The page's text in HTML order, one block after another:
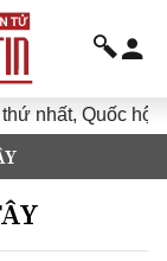
Quốc hội